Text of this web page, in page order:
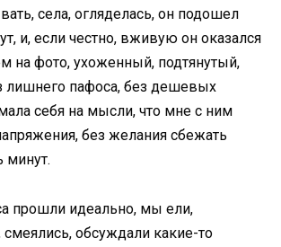
села, огляделась, он подошел
и, если честно, вживую он оказался
на фото, ухоженный, подтянутый,
лишнего пафоса, без дешевых
себя на мысли, что мне с ним
без желания сбежать
минут.
прошли идеально, мы ели,
смеялись, обсуждали какие-то